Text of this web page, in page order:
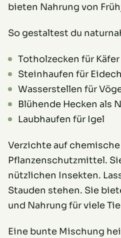
bieten Nahrung von
So gestaltest du
Totholzecken für
Steinhaufen für
Wasserstellen für
Blühende Hecken als
Laubhaufen für Igel
Verzichte auf chemische
Pflanzenschutzmittel.
nützlichen Insekten.
Stauden stehen. Sie
und Nahrung für viele
Eine bunte Mischung